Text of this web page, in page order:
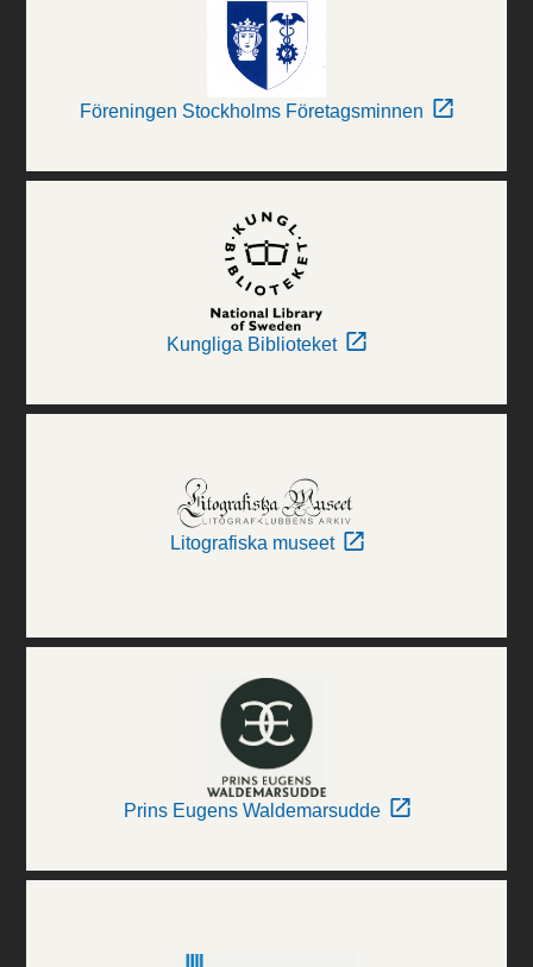
Föreningen Stockholms Företagsminnen
Kungliga Biblioteket
Litografiska museet
Prins Eugens Waldemarsudde